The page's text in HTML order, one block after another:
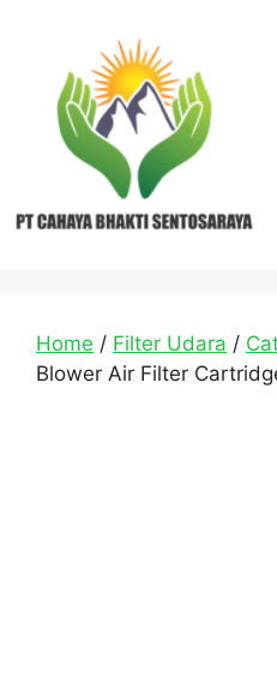
Home / Filter Udara /
Blower Air Filter